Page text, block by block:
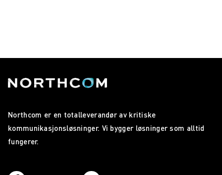
Northcom er en totalleverandør av kritiske
kommunikasjonsløsninger. Vi bygger løsninger som alltid
fungerer.